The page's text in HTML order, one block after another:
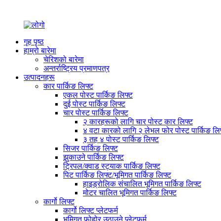
गृह पृष्ठ
हाम्रो बारेमा
चेरिशको बारेमा
अन्तर्राष्ट्रिय प्रमाणपत्र
उत्पादनहरू
कार पार्किङ लिफ्ट
एकल पोस्ट पार्किङ लिफ्ट
दुई पोस्ट पार्किङ लिफ्ट
चार पोस्ट पार्किङ लिफ्ट
२ कारहरूको लागि चार पोस्ट कार लिफ्ट
४ वटा कारको लागि २ लेभल फोर पोस्ट पार्किङ
३ तह ४ पोस्ट पार्किङ लिफ्ट
सिजर पार्किङ लिफ्ट
झुकाउने पार्किङ लिफ्ट
ट्रिपल/क्वाड स्ट्याक पार्किङ लिफ्ट
पिट पार्किङ लिफ्ट/भूमिगत पार्किङ लिफ्ट
हाइड्रोलिक संचालित भूमिगत पार्किङ लिफ्ट
मोटर चालित भूमिगत पार्किङ लिफ्ट
कार्गो लिफ्ट
कार्गो लिफ्ट प्लेटफर्म
भूमिगत फोहोर उठाउने प्लेटफर्म